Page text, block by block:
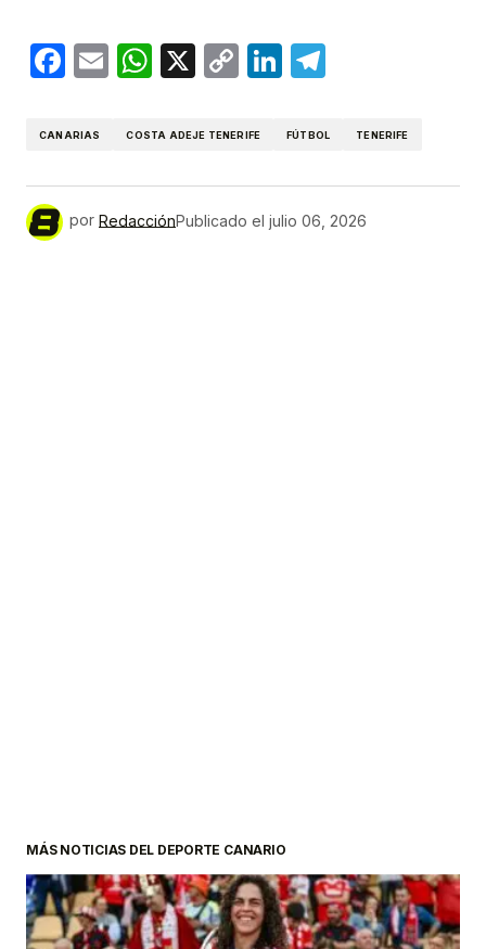
Facebook
EmailWhatsApp
X
CopyLinkedIn
CANARIAS COSTA ADEJE TENERIFE FÚTBOL TENERIFE
por RedacciónPublicado el julio 06, 2026
MÁS NOTICIAS DEL DEPORTE CANARIO